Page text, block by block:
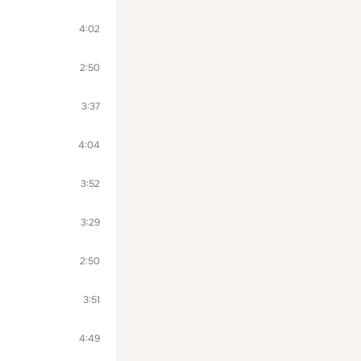
4:02
2:50
3:37
4:04
3:52
3:29
2:50
3:51
4:49